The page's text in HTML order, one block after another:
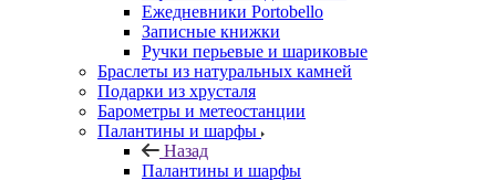
Ежедневники Portobello
Записные книжки
Ручки перьевые и шариковые
Браслеты из натуральных камней
Подарки из хрусталя
Барометры и метеостанции
Палантины и шарфы
Назад
Палантины и шарфы